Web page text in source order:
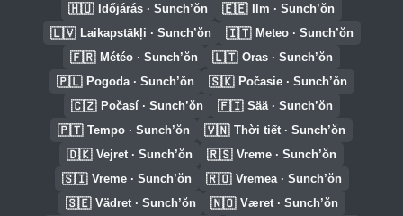
🇭🇺 Időjárás · Sunch’ŏn 🇪🇪 Ilm · Sunch’ŏn
🇱🇻 Laikapstākļi · Sunch’ŏn 🇮🇹 Meteo · Sunch’ŏn
🇫🇷 Météo · Sunch’ŏn 🇱🇹 Oras · Sunch’ŏn
🇵🇱 Pogoda · Sunch’ŏn 🇸🇰 Počasie · Sunch’ŏn
🇨🇿 Počasí · Sunch’ŏn 🇫🇮 Sää · Sunch’ŏn
🇵🇹 Tempo · Sunch’ŏn 🇻🇳 Thời tiết · Sunch’ŏn
🇩🇰 Vejret · Sunch’ŏn 🇷🇸 Vreme · Sunch’ŏn
🇸🇮 Vreme · Sunch’ŏn 🇷🇴 Vremea · Sunch’ŏn
🇸🇪 Vädret · Sunch’ŏn 🇳🇴 Været · Sunch’ŏn